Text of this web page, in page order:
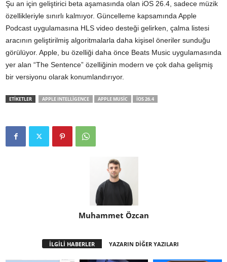
Şu an için geliştirici beta aşamasında olan iOS 26.4, sadece müzik
özellikleriyle sınırlı kalmıyor. Güncelleme kapsamında Apple
Podcast uygulamasına HLS video desteği gelirken, çalma listesi
aracının geliştirilmiş algoritmalarla daha kişisel öneriler sunduğu
görülüyor. Apple, bu özelliği daha önce Beats Music uygulamasında
yer alan “The Sentence” özelliğinin modern ve çok daha gelişmiş
bir versiyonu olarak konumlandırıyor.
ETİKETLER APPLE INTELLIGENCE APPLE MUSIC IOS 26.4
Muhammet Özcan
İLGİLİ HABERLER YAZARIN DİĞER YAZILARI